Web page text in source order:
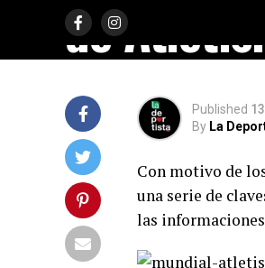
de
Published
By La
Con motivo de
una serie de
las